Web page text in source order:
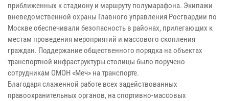
приближенных к стадиону и маршруту полумарафона. Экипажи
вневедомственной охраны Главного управления Росгвардии по
Москве обеспечивали безопасность в районах, прилегающих к
местам проведения мероприятий и массового скопления
граждан. Поддержание общественного порядка на объектах
транспортной инфраструктуры столицы было поручено
сотрудникам ОМОН «Меч» на транспорте.
Благодаря слаженной работе всех задействованных
правоохранительных органов, на спортивно-массовых